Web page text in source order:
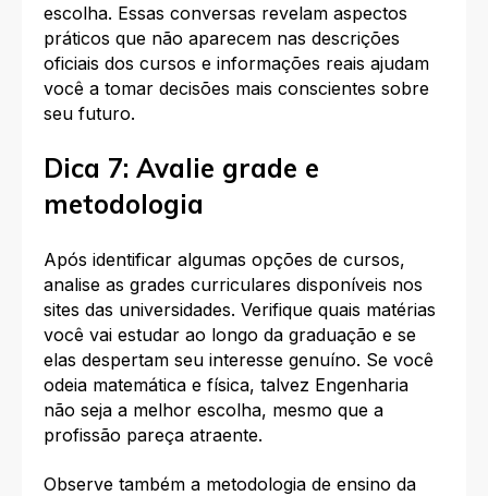
escolha. Essas conversas revelam aspectos
práticos que não aparecem nas descrições
oficiais dos cursos e informações reais ajudam
você a tomar decisões mais conscientes sobre
seu futuro.
Dica 7: Avalie grade e
metodologia
Após identificar algumas opções de cursos,
analise as grades curriculares disponíveis nos
sites das universidades. Verifique quais matérias
você vai estudar ao longo da graduação e se
elas despertam seu interesse genuíno. Se você
odeia matemática e física, talvez Engenharia
não seja a melhor escolha, mesmo que a
profissão pareça atraente.
Observe também a metodologia de ensino da